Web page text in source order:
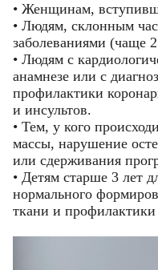
• Женщинам,
• Людям, склонным
заболеваниями (чаще
• Людям с
анамнезе или с
профилактики
и инсультов.
• Тем, у кого
массы, нарушение
или сдерживания
• Детям старше 3 лет
нормального
ткани и